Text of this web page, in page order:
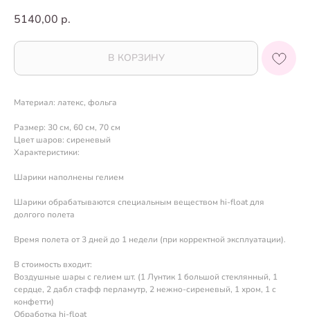
5140,00 р.
В КОРЗИНУ
Материал: латекс, фольга
Размер: 30 см, 60 см, 70 см
Цвет шаров: сиреневый
Характеристики:
Шарики наполнены гелием
Шарики обрабатываются специальным веществом hi-float для
долгого полета
Время полета от 3 дней до 1 недели (при корректной эксплуатации).
В стоимость входит:
Воздушные шары с гелием шт. (1 Лунтик 1 большой стеклянный, 1
сердце, 2 дабл стафф перламутр, 2 нежно-сиреневый, 1 хром, 1 с
конфетти)
Обработка hi-float